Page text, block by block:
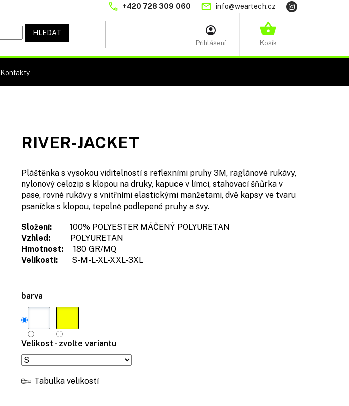
+420 728 309 060 info@weartech.cz
HLEDAT
NÁKUPNÍ
Kontakty
barva
Velikost - zvolte variantu
Tabulka velikostí
Pláštěnka s vysokou viditelností s reflexními pruhy 3M, raglánové rukávy,
nylonový celozip s klopou na druky, kapuce v límci, stahovací šňůrka v
pase, rovné rukávy s vnitřními elastickými manžetami, dvě kapsy ve tvaru
psaníčka s klopou, tepelně podlepené pruhy a švy.
Složení:
100% POLYESTER MÁČENÝ POLYURETAN
Vzhled:
POLYURETAN
Hmotnost:
180 GR/MQ
Velikosti:
S-M-L-XL-XXL-3XL
RIVER-JACKET